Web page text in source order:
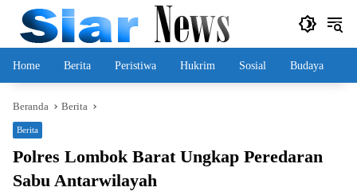
Langsung
konten
Home Berita Peristiwa Hukrim Sosial Budaya
Beranda Berita
Berita
Polres Lombok Barat Ungkap Peredaran
Sabu Antarwilayah